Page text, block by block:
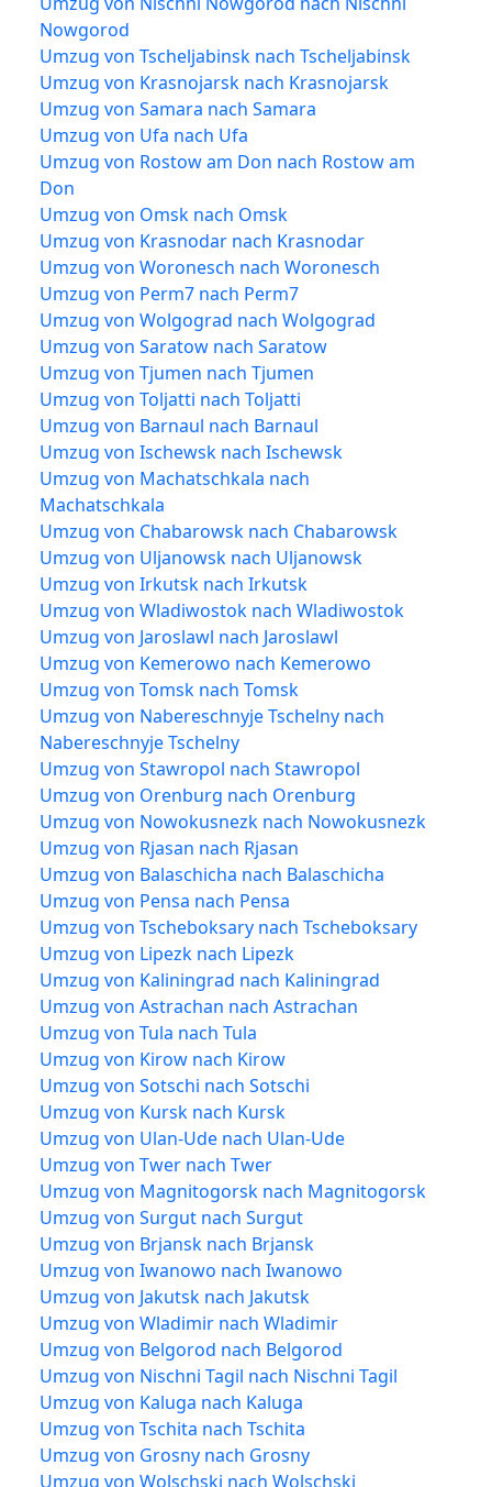
Nowgorod
Umzug von Tscheljabinsk nach Tscheljabinsk
Umzug von Krasnojarsk nach Krasnojarsk
Umzug von Samara nach Samara
Umzug von Ufa nach Ufa
Umzug von Rostow am Don nach Rostow am
Don
Umzug von Omsk nach Omsk
Umzug von Krasnodar nach Krasnodar
Umzug von Woronesch nach Woronesch
Umzug von Perm7 nach Perm7
Umzug von Wolgograd nach Wolgograd
Umzug von Saratow nach Saratow
Umzug von Tjumen nach Tjumen
Umzug von Toljatti nach Toljatti
Umzug von Barnaul nach Barnaul
Umzug von Ischewsk nach Ischewsk
Umzug von Machatschkala nach
Machatschkala
Umzug von Chabarowsk nach Chabarowsk
Umzug von Uljanowsk nach Uljanowsk
Umzug von Irkutsk nach Irkutsk
Umzug von Wladiwostok nach Wladiwostok
Umzug von Jaroslawl nach Jaroslawl
Umzug von Kemerowo nach Kemerowo
Umzug von Tomsk nach Tomsk
Umzug von Nabereschnyje Tschelny nach
Nabereschnyje Tschelny
Umzug von Stawropol nach Stawropol
Umzug von Orenburg nach Orenburg
Umzug von Nowokusnezk nach Nowokusnezk
Umzug von Rjasan nach Rjasan
Umzug von Balaschicha nach Balaschicha
Umzug von Pensa nach Pensa
Umzug von Tscheboksary nach Tscheboksary
Umzug von Lipezk nach Lipezk
Umzug von Kaliningrad nach Kaliningrad
Umzug von Astrachan nach Astrachan
Umzug von Tula nach Tula
Umzug von Kirow nach Kirow
Umzug von Sotschi nach Sotschi
Umzug von Kursk nach Kursk
Umzug von Ulan-Ude nach Ulan-Ude
Umzug von Twer nach Twer
Umzug von Magnitogorsk nach Magnitogorsk
Umzug von Surgut nach Surgut
Umzug von Brjansk nach Brjansk
Umzug von Iwanowo nach Iwanowo
Umzug von Jakutsk nach Jakutsk
Umzug von Wladimir nach Wladimir
Umzug von Belgorod nach Belgorod
Umzug von Nischni Tagil nach Nischni Tagil
Umzug von Kaluga nach Kaluga
Umzug von Tschita nach Tschita
Umzug von Grosny nach Grosny
Umzug von Wolschski nach Wolschski